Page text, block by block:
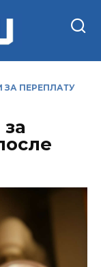
ЗА ПЕРЕПЛАТУ